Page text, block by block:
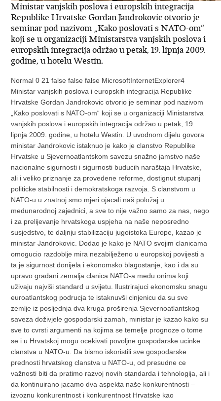
Ministar vanjskih poslova i europskih integracija
Republike Hrvatske Gordan Jandrokovic otvorio je
seminar pod nazivom „Kako poslovati s NATO-om“
koji se u organizaciji Ministarstva vanjskih poslova i
europskih integracija održao u petak, 19. lipnja 2009.
godine, u hotelu Westin.
Normal 0 21 false false false MicrosoftInternetExplorer4
Ministar vanjskih poslova i europskih integracija Republike
Hrvatske Gordan Jandrokovic otvorio je seminar pod nazivom
„Kako poslovati s NATO-om“ koji se u organizaciji Ministarstva
vanjskih poslova i europskih integracija održao u petak, 19.
lipnja 2009. godine, u hotelu Westin. U uvodnom dijelu govora
ministar Jandrokovic istaknuo je kako je clanstvo Republike
Hrvatske u Sjevernoatlantskom savezu snažno jamstvo naše
nacionalne sigurnosti i sigurnosti buducih naraštaja Hrvatske,
ali i veliko priznanje za provedene reforme, dostignut stupanj
politicke stabilnosti i demokratskoga razvoja. S clanstvom u
NATO-u u znatnoj smo mjeri ojacali naš položaj u
medunarodnoj zajednici, a sve to nije važno samo za nas, nego
i za prelijevanje hrvatskoga uspjeha na naše neposredno
susjedstvo, te daljnju stabilizaciju jugoistoka Europe, kazao je
ministar Jandrokovic. Dodao je kako je NATO svojim clanicama
omogucio razdoblje mira nezabilježeno u europskoj povijesti a
ta je sigurnost donijela i ekonomsko blagostanje, kao i da su
upravo gradani zemalja clanica NATO-a medu onima koji
uživaju najviši standard u svijetu. Ilustrirajuci ekonomsku snagu
euroatlantskog podrucja te istaknuvši cinjenicu da su sve
zemlje iz posljednja dva kruga proširenja Sjevernoatlantskog
saveza doživjele gospodarski zamah, ministar je kazao kako su
sve to cvrsti argumenti na kojima se temelje prognoze o tome
se i u Hrvatskoj mogu ocekivati povoljne gospodarske ucinke
clanstva u NATO-u. Da bismo iskoristili sve gospodarske
prednosti hrvatskog clanstva u NATO-u, od presudne ce
važnosti biti da pratimo razvoj novih standarda i tehnologija, ali i
da kontinuirano jacamo dva aspekta naše konkurentnosti –
izvoznu konkurentnost i konkurentnost Hrvatske kao